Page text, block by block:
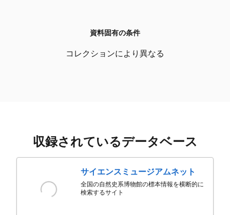
資料固有の条件
コレクションにより異なる
収録されているデータベース
サイエンスミュージアムネット
全国の自然史系博物館の標本情報を横断的に
検索するサイト